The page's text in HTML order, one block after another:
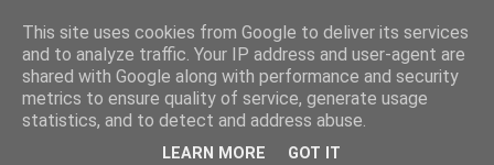
This site uses cookies from Google to deliver its services
and to analyze traffic. Your IP address and user-agent are
shared with Google along with performance and security
metrics to ensure quality of service, generate usage
statistics, and to detect and address abuse.
LEARN MORE GOT IT